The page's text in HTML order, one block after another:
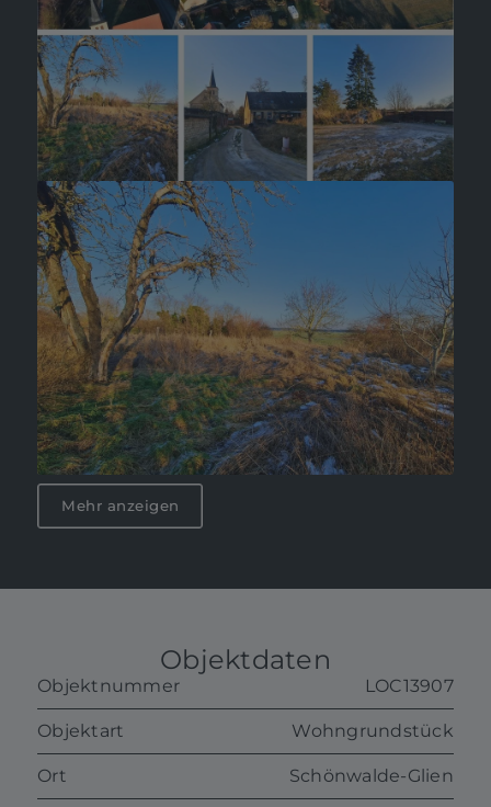
Mehr anzeigen
Objektdaten
Objektnummer LOC13907
Objektart Wohngrundstück
Ort Schönwalde-Glien